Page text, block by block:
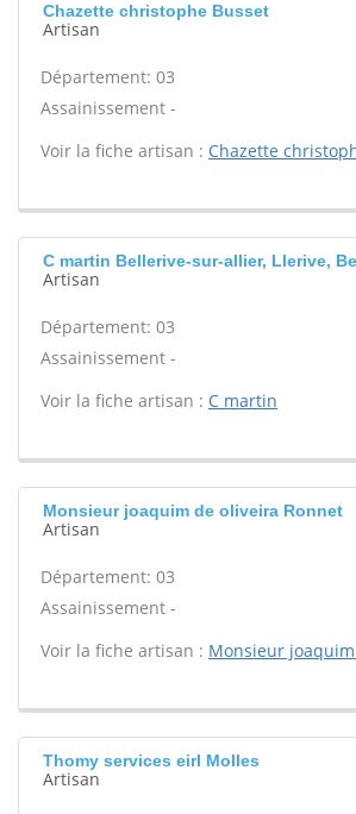
Chazette christophe Busset
Artisan
Département: 03
Assainissement -
Voir la fiche artisan : Chazette
C martin Bellerive-sur-allier, Llerive,
Artisan
Département: 03
Assainissement -
Voir la fiche artisan : C martin
Monsieur joaquim de oliveira Ronnet
Artisan
Département: 03
Assainissement -
Voir la fiche artisan : Monsieur
Thomy services eirl Molles
Artisan